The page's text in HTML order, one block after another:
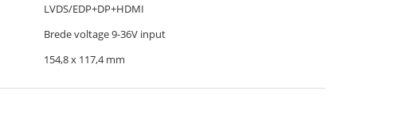
LVDS/EDP+DP+HDMI
Brede voltage 9-36V input
154,8 x 117,4 mm